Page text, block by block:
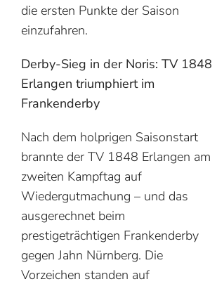
die ersten Punkte der Saison
einzufahren.
Derby-Sieg in der Noris: TV 1848
Erlangen triumphiert im
Frankenderby
Nach dem holprigen Saisonstart
brannte der TV 1848 Erlangen am
zweiten Kampftag auf
Wiedergutmachung – und das
ausgerechnet beim
prestigeträchtigen Frankenderby
gegen Jahn Nürnberg. Die
Vorzeichen standen auf